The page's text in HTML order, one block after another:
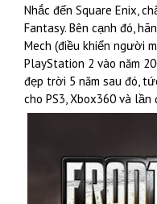
Nhắc đến Square Enix,
Fantasy. Bên cạnh đó,
Mech (điều khiển người
PlayStation 2 vào năm
đẹp trời 5 năm sau đó,
cho PS3, Xbox360 và lần